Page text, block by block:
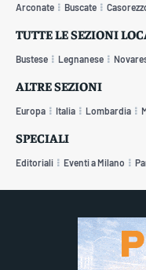
Arconate Buscate
TUTTE LE SEZIONI
Bustese Legnanese
ALTRE SEZIONI
Europa Italia Lombardia
SPECIALI
Editoriali Eventi a Milano